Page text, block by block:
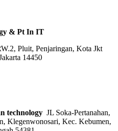
& Pt In IT
Pluit, Penjaringan, Kota Jkt
14450
technology JL Soka-Pertanahan,
Klegenwonosari, Kec. Kebumen,